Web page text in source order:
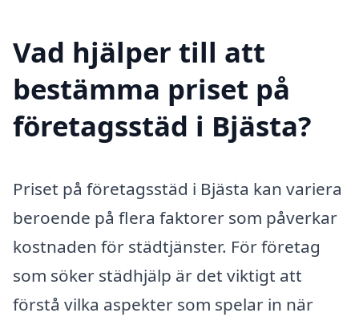
Vad hjälper till att
bestämma priset på
företagsstäd i Bjästa?
Priset på företagsstäd i Bjästa kan variera
beroende på flera faktorer som påverkar
kostnaden för städtjänster. För företag
som söker städhjälp är det viktigt att
förstå vilka aspekter som spelar in när